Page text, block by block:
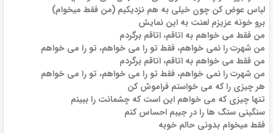
لباس عوض کن چون خیلی به هم نزدیکیم (من فقط میخوام)
برو خونه عزیزم لعنت به این نمایش
من فقط می خواهم به اتاقم، اتاقم برگردم
من شهرت را نمی خواهم، فقط تو را می خواهم، تو را می خواهم
من فقط می خواهم به اتاقم، اتاقم برگردم
من شهرت را نمی خواهم، فقط تو را می خواهم، تو را می خواهم
هر چیزی را که می خواستم فراموش کن
تنها چیزی که می خواهم این است که چشمانت را ببینم
سنگینی سنگ ها را در جیبم احساس کنم
فقط میخوام بدونی حالم خوبه